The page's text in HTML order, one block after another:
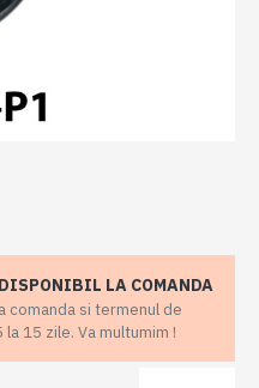
LA COMANDA
comanda si termenul de
15 zile. Va multumim !